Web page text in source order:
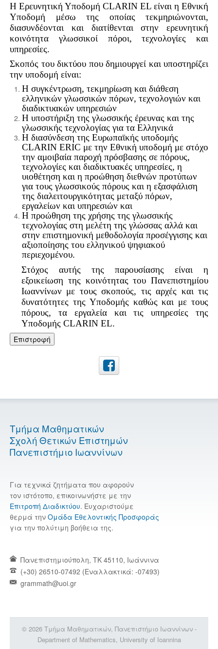
Η Ερευνητική Υποδομή CLARIN EL είναι η Εθνική
Υποδομή μέσω της οποίας τεκμηριώνονται,
διασυνδέονται και διατίθενται στην ερευνητική
κοινότητα γλωσσικοί πόροι, τεχνολογίες και
υπηρεσίες.
Σκοπός του δικτύου που δημιουργεί και υποστηρίζει
την υποδομή είναι:
Η συγκέντρωση, τεκμηρίωση και διάθεση
ελληνικών γλωσσικών πόρων, τεχνολογιών και
διαδικτυακών υπηρεσιών
Η υποστήριξη της γλωσσικής έρευνας και της
γλωσσικής τεχνολογίας για τα Ελληνικά
Η διασύνδεση της Ευρωπαϊκής υποδομής
CLARIN ERIC με την Εθνική υποδομή με στόχο
την αμοιβαία παροχή πρόσβασης σε πόρους,
τεχνολογίες και διαδικτυακές υπηρεσίες, η
υιοθέτηση και η προώθηση διεθνών προτύπων
για τους γλωσσικούς πόρους και η εξασφάλιση
της διαλειτουργικότητας μεταξύ πόρων,
εργαλείων και υπηρεσιών και
Η προώθηση της χρήσης της γλωσσικής
τεχνολογίας στη μελέτη της γλώσσας αλλά και
στην επιστημονική μεθοδολογία προσέγγισης και
αξιοποίησης του ελληνικού ψηφιακού
περιεχομένου.
Στόχος αυτής της παρουσίασης είναι η
εξοικείωση της κοινότητας του Πανεπιστημίου
Ιωαννίνων με τους σκοπούς, τις αρχές και τις
δυνατότητες της Υποδομής καθώς και με τους
πόρους, τα εργαλεία και τις υπηρεσίες της
Υποδομής CLARIN EL.
Επιστροφή
Τμήμα Μαθηματικών
Σχολή Θετικών Επιστημών
Πανεπιστήμιο Ιωαννίνων
Για τεχνικά ζητήματα που αφορούν
τον ιστότοπο, επικοινωνήστε με την
Επιτροπή Διαδικτύου. Ευχαριστούμε
θερμά την Ομάδα Εθελοντικής Προσφοράς
για την πολύτιμη βοήθεια της.
Πανεπιστημιούπολη, TK 45110, Ιωάννινα
(+30) 26510-07492 (Εναλλακτικά: -07493)
grammath@uoi.gr
© 2026 Τμήμα Μαθηματικών, Πανεπιστήμιο Ιωαννίνων -
Department of Mathematics, University of Ioannina